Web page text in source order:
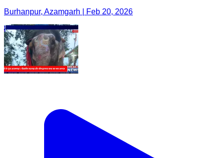
Burhanpur, Azamgarh | Feb 20, 2026